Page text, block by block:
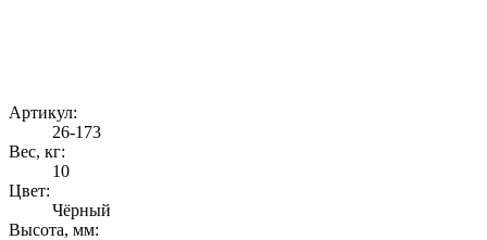
Артикул:
26-173
Вес, кг:
10
Цвет:
Чёрный
Высота, мм: